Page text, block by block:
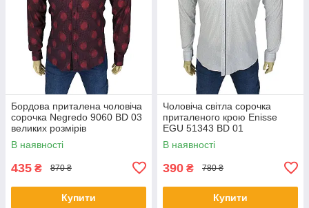
Бордова приталена чоловіча
сорочка Negredo 9060 BD 03
великих розмірів
В наявності
435 ₴ 870 ₴
Купити
Чоловіча світла сорочка
приталеного крою Еnisse
EGU 51343 BD 01
В наявності
390 ₴ 780 ₴
Купити